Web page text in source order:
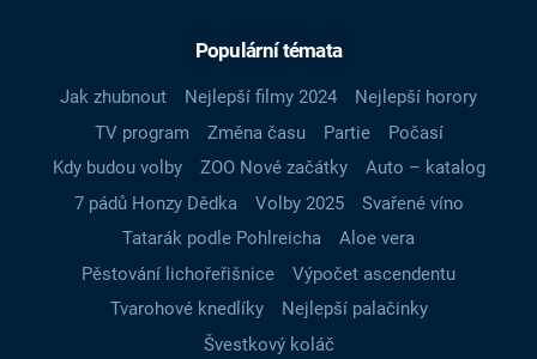
Populární témata
Jak zhubnout Nejlepší filmy 2024
Nejlepší horory
TV program
Změna času Partie
Počasí
Kdy budou volby
ZOO Nové začátky
Auto – katalog
7 pádů Honzy Dědka
Volby 2025
Svařené víno
Tatarák podle Pohlreicha
Aloe vera
Pěstování lichořeřišnice
Výpočet ascendentu
Tvarohové knedlíky
Nejlepší palačinky
Švestkový koláč